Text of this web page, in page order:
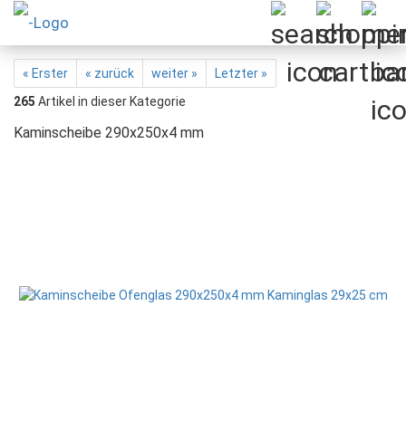
« Erster « zurück weiter »
Letzter »
265 Artikel in dieser Kategorie
Kaminscheibe 290x250x4 mm